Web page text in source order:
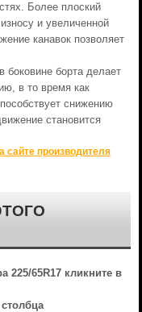
Более плоский
и увеличенной
канавок позволяет
боковине борта делает
в то время как
снижению
становится
производителя
225/65R17 кликните в